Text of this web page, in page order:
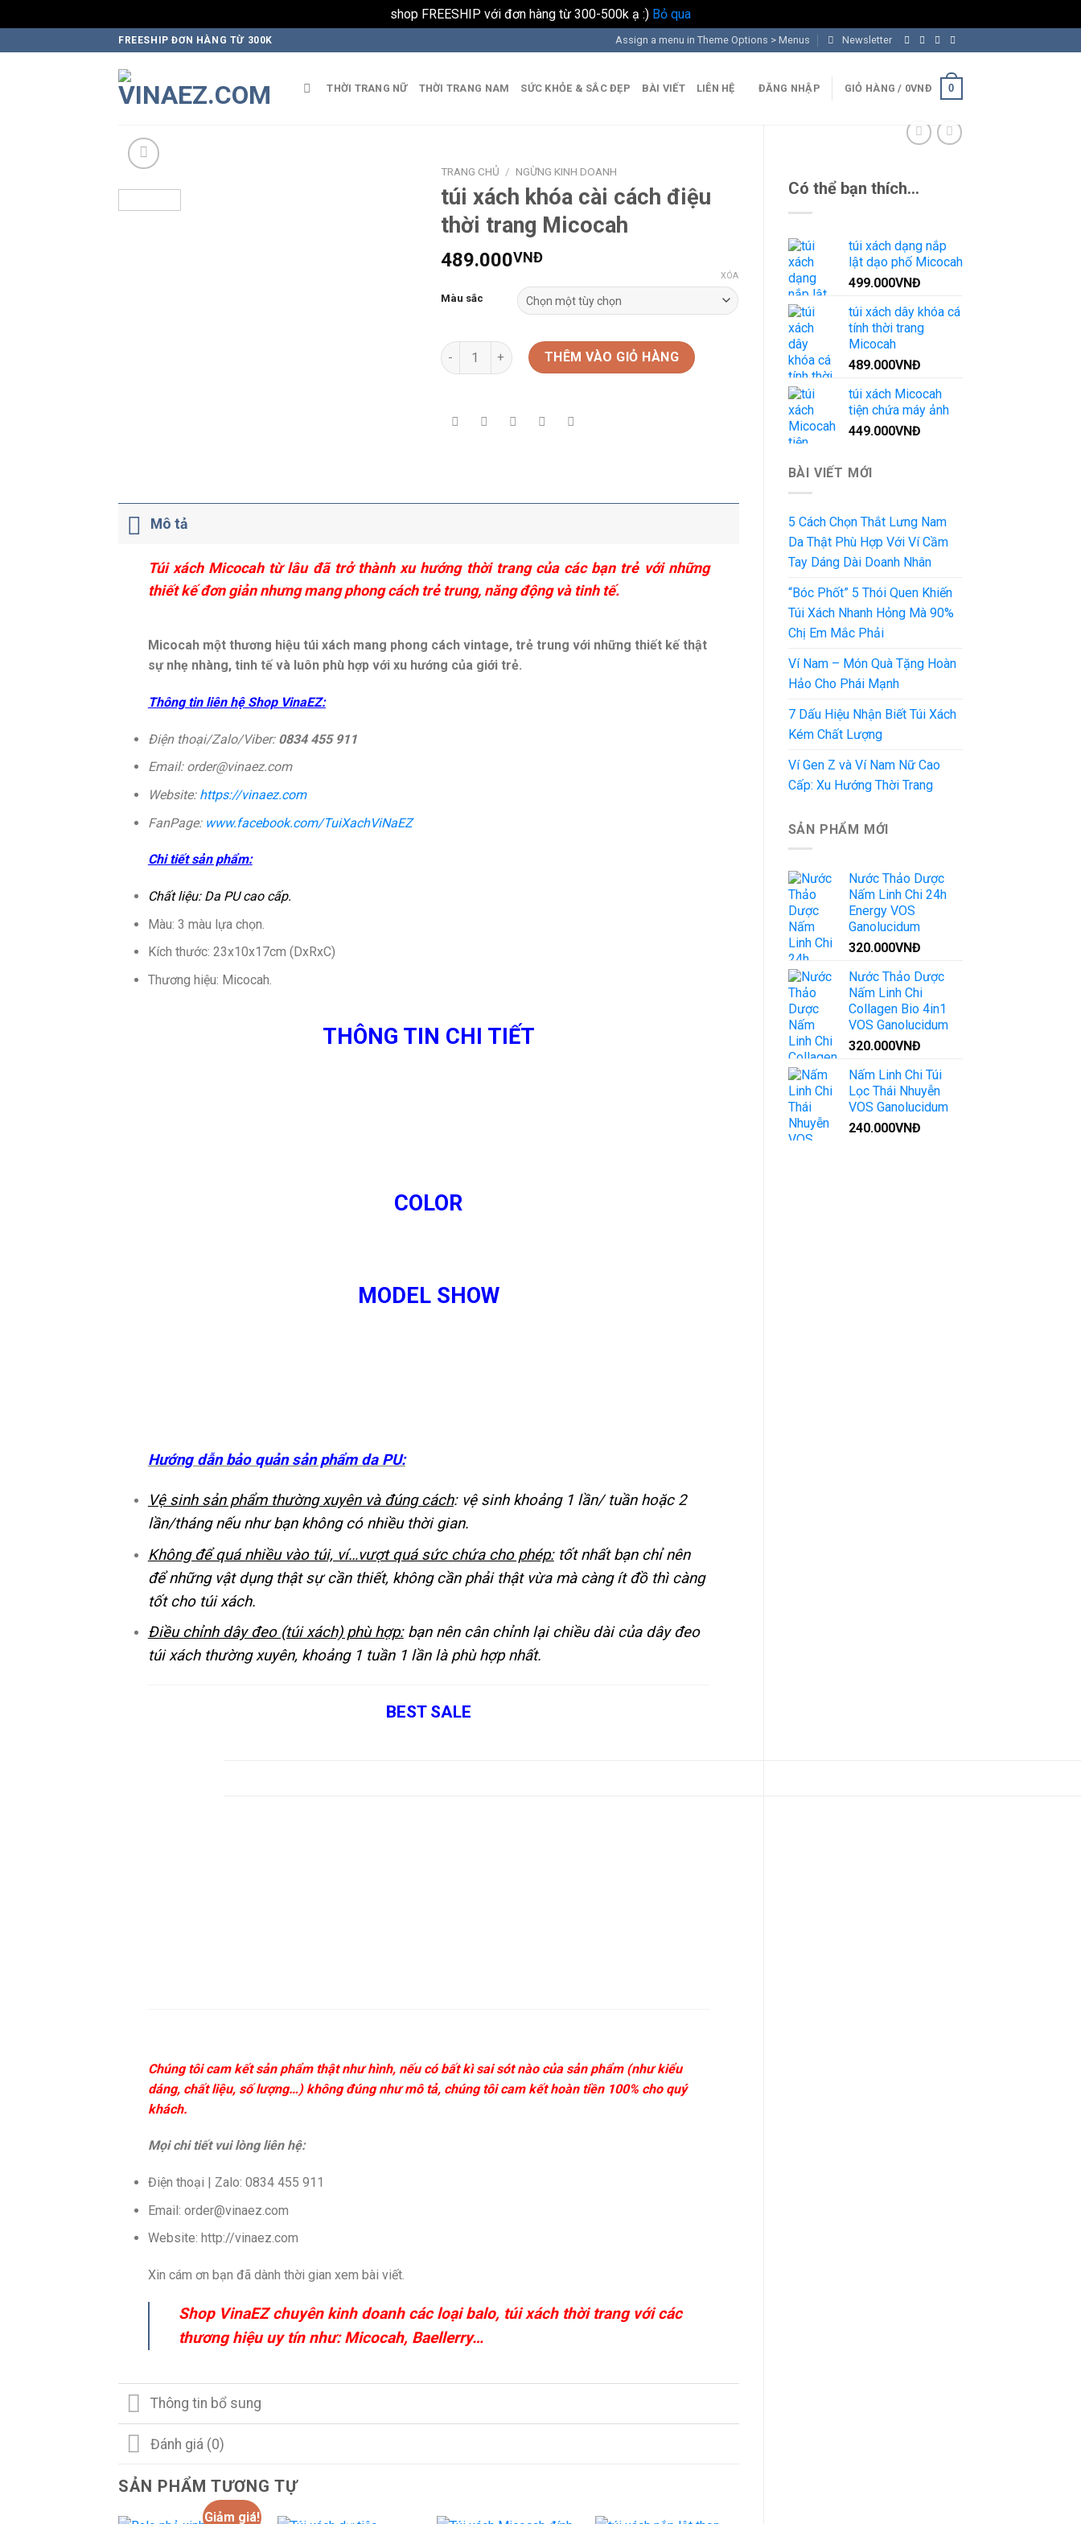
shop FREESHIP với đơn hàng từ 300-500k ạ :) Bỏ qua
to
FREESHIP ĐƠN HÀNG TỪ 300K Assign a menu in Theme Options > Menus Newsletter
THỜI TRANG NỮ THỜI TRANG NAM SỨC KHỎE & SẮC ĐẸP BÀI VIẾT LIÊN HỆ ĐĂNG NHẬP GIỎ HÀNG / 0VNĐ 0
Có thể bạn thích…
túi xách dạng nắp
lật dạo phố Micocah
499.000VNĐ
túi xách dây khóa cá
tính thời trang
Micocah
489.000VNĐ
túi xách Micocah
tiện chứa máy ảnh
449.000VNĐ
BÀI VIẾT MỚI
5 Cách Chọn Thắt Lưng Nam
Da Thật Phù Hợp Với Ví Cầm
Tay Dáng Dài Doanh Nhân
“Bóc Phốt” 5 Thói Quen Khiến
Túi Xách Nhanh Hỏng Mà 90%
Chị Em Mắc Phải
Ví Nam – Món Quà Tặng Hoàn
Hảo Cho Phái Mạnh
7 Dấu Hiệu Nhận Biết Túi Xách
Kém Chất Lượng
Ví Gen Z và Ví Nam Nữ Cao
Cấp: Xu Hướng Thời Trang
SẢN PHẨM MỚI
Nước Thảo Dược
Nấm Linh Chi 24h
Energy VOS
Ganolucidum
320.000VNĐ
Nước Thảo Dược
Nấm Linh Chi
Collagen Bio 4in1
VOS Ganolucidum
320.000VNĐ
Nấm Linh Chi Túi
Lọc Thái Nhuyễn
VOS Ganolucidum
240.000VNĐ
TRANG CHỦ / NGỪNG KINH DOANH
túi xách khóa cài cách điệu
thời trang Micocah
489.000VNĐ
Màu sắc
XÓA
túi xách khóa cài cách điệu thời trang Micocah số lượng
THÊM VÀO GIỎ HÀNG
Mô tả
Túi xách Micocah từ lâu đã trở thành xu hướng thời trang của các bạn trẻ với những
thiết kế đơn giản nhưng mang phong cách trẻ trung, năng động và tinh tế.
Micocah một thương hiệu túi xách mang phong cách vintage, trẻ trung với những thiết kế thật
sự nhẹ nhàng, tinh tế và luôn phù hợp với xu hướng của giới trẻ.
Thông tin liên hệ Shop VinaEZ:
Điện thoại/Zalo/Viber: 0834 455 911
Email: order@vinaez.com
Website: https://vinaez.com
FanPage: www.facebook.com/TuiXachViNaEZ
Chi tiết sản phẩm:
Chất liệu: Da PU cao cấp.
Màu: 3 màu lựa chọn.
Kích thước: 23x10x17cm (DxRxC)
Thương hiệu: Micocah.
THÔNG TIN CHI TIẾT
COLOR
MODEL SHOW
Hướng dẫn bảo quản sản phẩm da PU:
Vệ sinh sản phẩm thường xuyên và đúng cách: vệ sinh khoảng 1 lần/ tuần hoặc 2
lần/tháng nếu như bạn không có nhiều thời gian.
Không để quá nhiều vào túi, ví…vượt quá sức chứa cho phép:tốt nhất bạn chỉ nên
để những vật dụng thật sự cần thiết, không cần phải thật vừa mà càng ít đồ thì càng
tốt cho túi xách.
Điều chỉnh dây đeo (túi xách) phù hợp:bạn nên cân chỉnh lại chiều dài của dây đeo
túi xách thường xuyên, khoảng 1 tuần 1 lần là phù hợp nhất.
BEST SALE
Chúng tôi cam kết sản phẩm thật như hình, nếu có bất kì sai sót nào của sản phẩm (như kiểu
dáng, chất liệu, số lượng…) không đúng như mô tả, chúng tôi cam kết hoàn tiền 100% cho quý
khách.
Mọi chi tiết vui lòng liên hệ:
Điện thoại | Zalo: 0834 455 911
Email: order@vinaez.com
Website: http://vinaez.com
Xin cám ơn bạn đã dành thời gian xem bài viết.
Shop VinaEZ chuyên kinh doanh các loại balo, túi xách thời trang với các
thương hiệu uy tín như: Micocah, Baellerry…
Thông tin bổ sung
Đánh giá (0)
SẢN PHẨM TƯƠNG TỰ
Giảm giá!